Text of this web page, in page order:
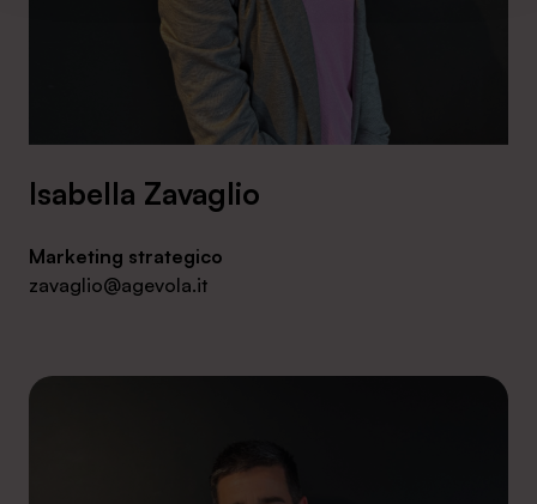
verranno installati i soli cookie necessari al
funzionamento del sito. Per tutte le informazioni complete
ti invitiamo a consultare le "Informazioni sui Cookie" qui
Isabella Zavaglio
Marketing strategico
zavaglio@agevola.it